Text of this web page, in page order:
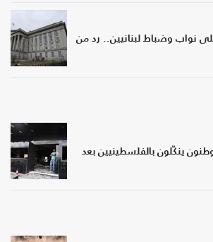
نواب وضباط لبنانيين.. رد من
ينكّلون بالفلسطينيين بعد